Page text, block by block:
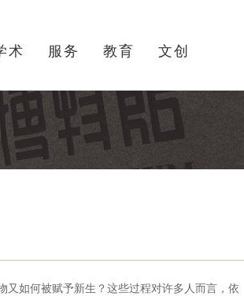
术 服务 教育 文创
如何被赋予新生？这些过程对许多人而言，依